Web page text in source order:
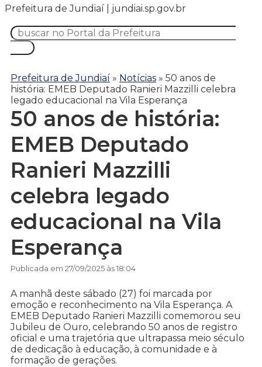
Prefeitura de Jundiaí | jundiai.sp.gov.br
Prefeitura de Jundiaí » Notícias » 50 anos de
história: EMEB Deputado Ranieri Mazzilli celebra
legado educacional na Vila Esperança
50 anos de história:
EMEB Deputado
Ranieri Mazzilli
celebra legado
educacional na Vila
Esperança
Publicada em 27/09/2025 às 18:04
A manhã deste sábado (27) foi marcada por
emoção e reconhecimento na Vila Esperança. A
EMEB Deputado Ranieri Mazzilli comemorou seu
Jubileu de Ouro, celebrando 50 anos de registro
oficial e uma trajetória que ultrapassa meio século
de dedicação à educação, à comunidade e à
formação de gerações.